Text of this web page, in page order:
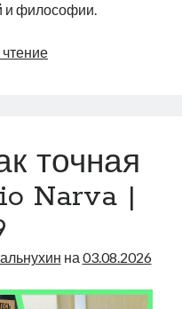
и философии.
Не
продавайся.
Radio
830
точная
Narva |
на 03.08.2026